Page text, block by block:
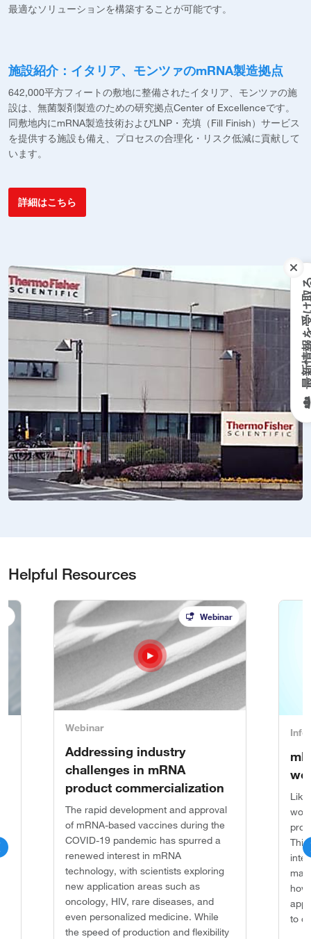
最新情
最適なソリューションを構築することが可能です。
施設紹介：イタリア、モンツァのmRNA製造拠点
642,000平方フィートの敷地に整備されたイタリア、モンツァの施
設は、無菌製剤製造のための研究拠点Center of Excellenceです。
同敷地内にmRNA製造技術およびLNP・充填（Fill Finish）サービス
を提供する施設も備え、プロセスの合理化・リスク低減に貢献して
います。
詳細はこちら
Helpful Resources
Webinar
Webinar
Addressing industry
challenges in mRNA
product commercialization
The rapid development and approval
of mRNA-based vaccines during the
COVID-19 pandemic has spurred a
renewed interest in mRNA
technology, with scientists exploring
new application areas such as
oncology, HIV, rare diseases, and
even personalized medicine. While
the speed of production and flexibility
how
to